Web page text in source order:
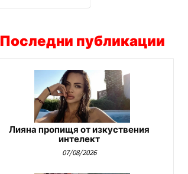
Последни публикации
Лияна пропищя от изкуствения
интелект
07/08/2026